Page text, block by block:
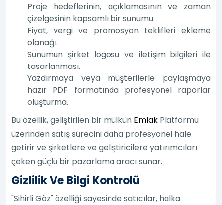
Proje hedeflerinin, açıklamasının ve zaman
çizelgesinin kapsamlı bir sunumu.
Fiyat, vergi ve promosyon teklifleri ekleme
olanağı.
Sunumun şirket logosu ve iletişim bilgileri ile
tasarlanması.
Yazdırmaya veya müşterilerle paylaşmaya
hazır PDF formatında profesyonel raporlar
oluşturma.
Bu özellik, geliştirilen bir mülkün Emlak Platformu
üzerinden satış sürecini daha profesyonel hale
getirir ve şirketlere ve geliştiricilere yatırımcıları
çeken güçlü bir pazarlama aracı sunar.
Gizlilik Ve Bilgi Kontrolü
"Sihirli Göz" özelliği sayesinde satıcılar, halka